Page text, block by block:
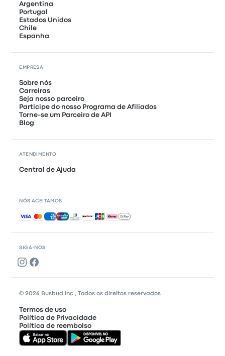
SIGA-NOS
Argentina
Portugal
Estados Unidos
Chile
Espanha
EMPRESA
Sobre nós
Carreiras
Seja nosso parceiro
Participe do nosso Programa de Afiliados
Torne-se um Parceiro de API
Blog
ATENDIMENTO
Central de Ajuda
NÓS ACEITAMOS
Pagamentos aceitos
© 2026 Busbud Inc., Todos os direitos reservados
Termos de uso
Política de Privacidade
Política de reembolso